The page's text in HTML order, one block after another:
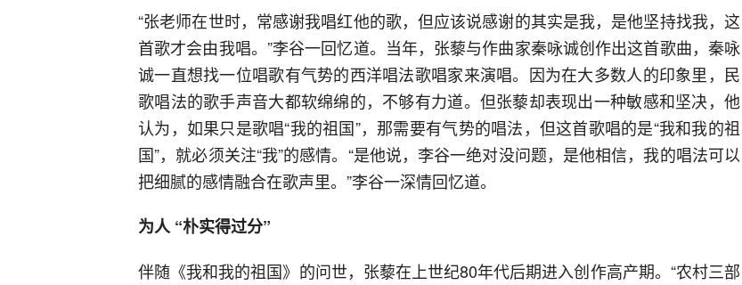
“张老师在世时，常感谢我唱红他的歌，但应该说感谢的其实是我，是他坚持找我，这
首歌才会由我唱。”李谷一回忆道。当年，张藜与作曲家秦咏诚创作出这首歌曲，秦咏
诚一直想找一位唱歌有气势的西洋唱法歌唱家来演唱。因为在大多数人的印象里，民
歌唱法的歌手声音大都软绵绵的，不够有力道。但张藜却表现出一种敏感和坚决，他
认为，如果只是歌唱“我的祖国”，那需要有气势的唱法，但这首歌唱的是“我和我的祖
国”，就必须关注“我”的感情。“是他说，李谷一绝对没问题，是他相信，我的唱法可以
把细腻的感情融合在歌声里。”李谷一深情回忆道。
为人 “朴实得过分”
伴随《我和我的祖国》的问世，张藜在上世纪80年代后期进入创作高产期。“农村三部